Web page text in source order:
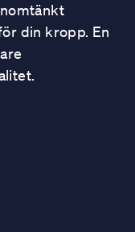
din kropp. En